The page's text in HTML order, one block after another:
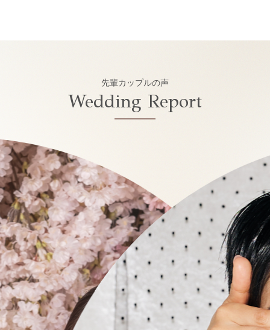
先輩カップルの声
Wedding Report